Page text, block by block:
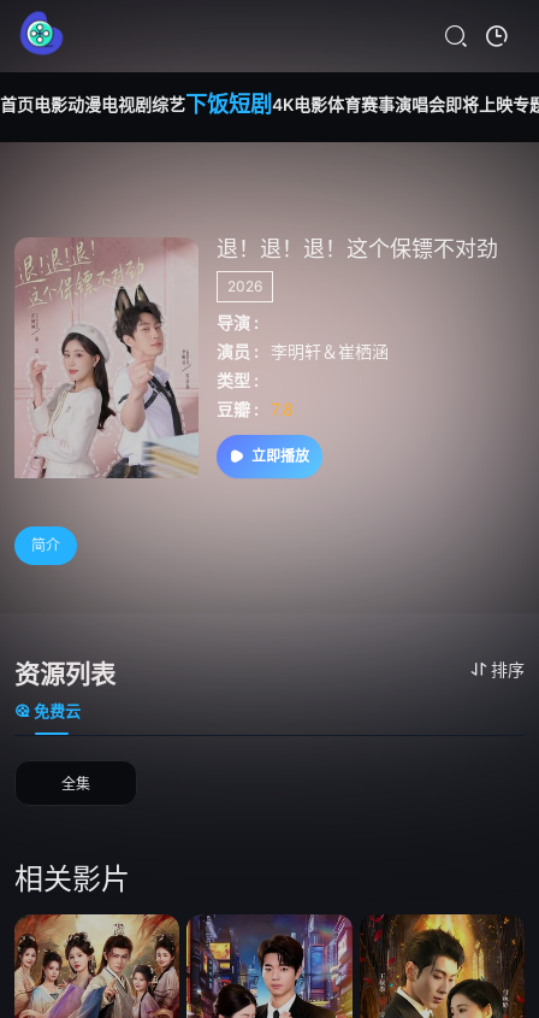
首页电影动漫电视剧综艺下饭短剧 4K电影体育赛事演唱会即将上映专
退！退！退！这个保镖不对劲
2026
导演 :
演员 :
李明轩＆崔栖涵
类型 :
豆瓣 :
7.8
立即播放
简介
资源列表 排序
免费云
全集
相关影片